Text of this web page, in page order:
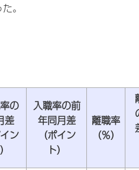
。
の
差
イン
入職率の前
年同月差
（ポイン
ト）
離職率
（％）